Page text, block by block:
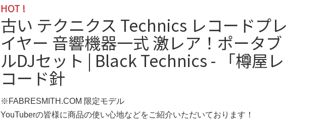
HOT !
古い テクニクス Technics レコードプレ
イヤー 音響機器一式 激レア！ポータブ
ルDJセット | Black Technics - 「樽屋レ
コード針
※FABRESMITH.COM 限定モデル
YouTuberの皆様に商品の使い心地などをご紹介いただいております！